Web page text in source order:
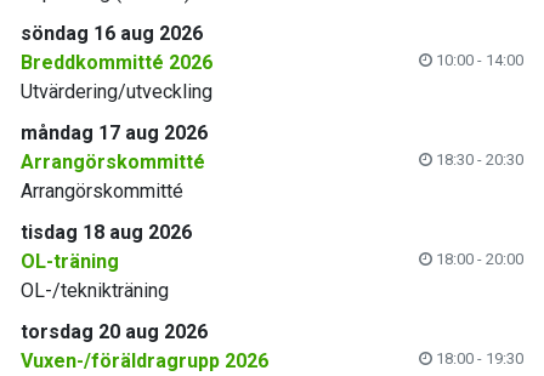
söndag 16 aug 2026
Breddkommitté 2026
10:00 - 14:00
Utvärdering/utveckling
måndag 17 aug 2026
Arrangörskommitté
18:30 - 20:30
Arrangörskommitté
tisdag 18 aug 2026
OL-träning
18:00 - 20:00
OL-/teknikträning
torsdag 20 aug 2026
Vuxen-/föräldragrupp 2026
18:00 - 19:30